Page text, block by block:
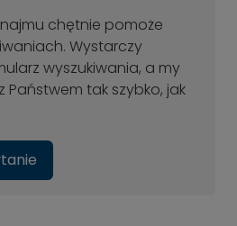
chętnie pomoże
Wystarczy
wyszukiwania, a my
Państwem tak szybko, jak